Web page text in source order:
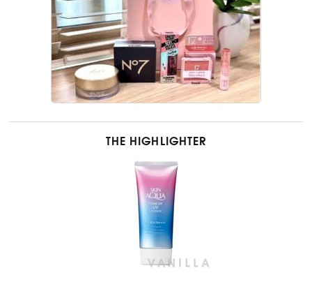
THE HIGHLIGHTER